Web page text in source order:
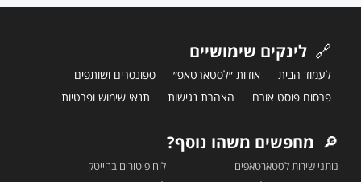
🔗 לינקים שימושיים
לעמוד הבית אודות ״לסטארטאפ״
ספונסרים ושותפים
פרסום פוסט אורח
הצהרת נגישות תנאי שימוש ופרטיות
🔎 מחפשים משהו נוסף?
נותני שירות לסטארטאפים
לוח פיטורים בהייטק